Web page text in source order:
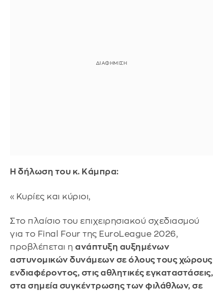
Η δήλωση του κ. Κάμπρα:
«Κυρίες και κύριοι,
Στο πλαίσιο του επιχειρησιακού σχεδιασμού
για το Final Four της EuroLeague 2026,
προβλέπεται η ανάπτυξη αυξημένων
αστυνομικών δυνάμεων σε όλους τους χώρους
ενδιαφέροντος, στις αθλητικές εγκαταστάσεις,
στα σημεία συγκέντρωσης των φιλάθλων, σε